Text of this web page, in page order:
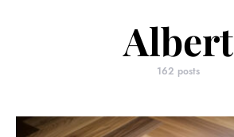
Albert
162 posts